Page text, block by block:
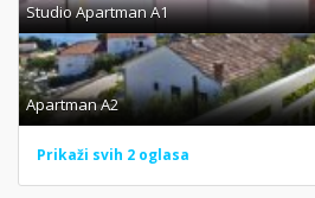
Studio Apartman A1
Apartman A2
Prikaži svih 2 oglasa